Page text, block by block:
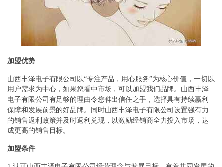
加盟优势
山西丰泽电子有限公司以“专注产品，用心服务”为核心价值，一切以
用户需求为中心，如果您看中市场，可以加盟我们品牌。山西丰泽
电子有限公司有足够的理由令您伸出信任之手，选择具有持续赢利
保障和发展前景的好品牌。同时山西丰泽电子有限公司设置强有力
的销售返利政策并及时返利兑现，以激励经销商全力投入市场，达
成更高的销售目标。
加盟条件